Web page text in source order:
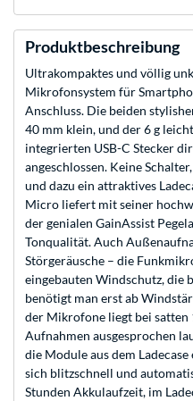
Produktbeschreibung
Ultrakompaktes und völlig
Mikrofonsystem für
Anschluss. Die beiden
40 mm klein, und der 6 g
integrierten USB-C Stecker
angeschlossen. Keine
und dazu ein attraktives
Micro liefert mit seiner
der genialen GainAssist
Tonqualität. Auch
Störgeräusche – die
eingebauten Windschutz, die
benötigt man erst ab
der Mikrofone liegt bei satten
Aufnahmen ausgesprochen
die Module aus dem
sich blitzschnell und
Stunden Akkulaufzeit, im